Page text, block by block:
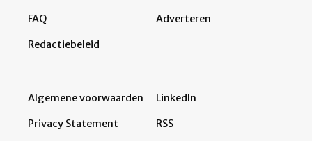
FAQ
Redactiebeleid
Adverteren
Algemene voorwaarden
Privacy Statement
LinkedIn
RSS